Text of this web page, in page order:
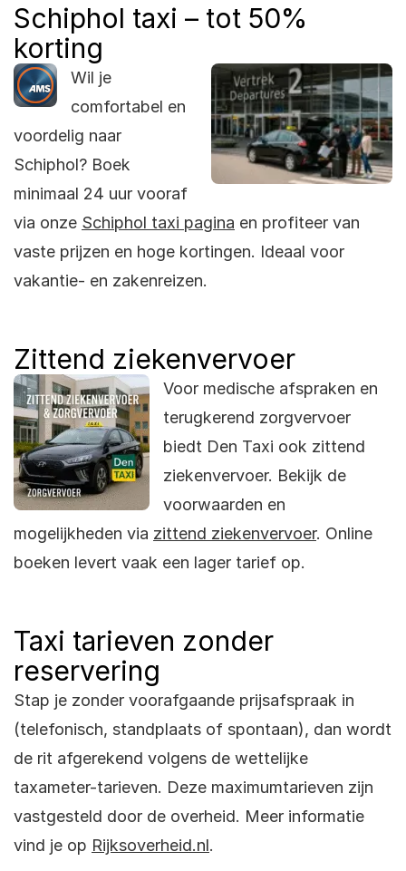
Schiphol taxi – tot 50%
korting
Wil je
comfortabel en
voordelig naar
Schiphol? Boek
minimaal 24 uur vooraf
via onze Schiphol taxi pagina en profiteer van
vaste prijzen en hoge kortingen. Ideaal voor
vakantie- en zakenreizen.
Zittend ziekenvervoer
Voor medische afspraken en
terugkerend zorgvervoer
biedt Den Taxi ook zittend
ziekenvervoer. Bekijk de
voorwaarden en
mogelijkheden via zittend ziekenvervoer. Online
boeken levert vaak een lager tarief op.
Taxi tarieven zonder
reservering
Stap je zonder voorafgaande prijsafspraak in
(telefonisch, standplaats of spontaan), dan wordt
de rit afgerekend volgens de wettelijke
taxameter-tarieven. Deze maximumtarieven zijn
vastgesteld door de overheid. Meer informatie
vind je op Rijksoverheid.nl.